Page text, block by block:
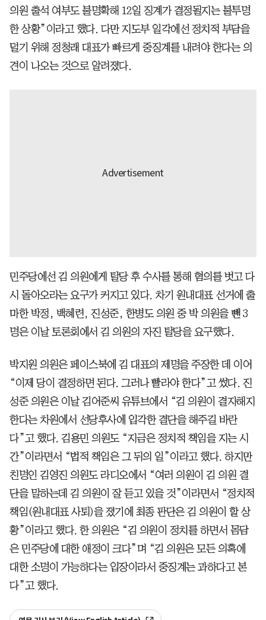
의원 출석 여부도 불명확해 12일 징계가 결정될지는 불투명
한 상황”이라고 했다. 다만 지도부 일각에선 정치적 부담을
덜기 위해 정청래 대표가 빠르게 중징계를 내려야 한다는 의
견이 나오는 것으로 알려졌다.
민주당에선 김 의원에게 탈당 후 수사를 통해 혐의를 벗고 다
시 돌아오라는 요구가 커지고 있다. 차기 원내대표 선거에 출
마한 박정, 백혜련, 진성준, 한병도 의원 중 박 의원을 뺀 3
명은 이날 토론회에서 김 의원의 자진 탈당을 요구했다.
박지원 의원은 페이스북에 김 대표의 제명을 주장한 데 이어
“이제 당이 결정하면 된다. 그러나 빨라야 한다”고 썼다. 진
성준 의원은 이날 김어준씨 유튜브에서 “김 의원이 결자해지
한다는 차원에서 선당후사에 입각한 결단을 해주길 바란
다”고 했다. 김용민 의원도 “지금은 정치적 책임을 지는 시
간”이라면서 “법적 책임은 그 뒤의 일”이라고 했다. 하지만
친명인 김영진 의원도 라디오에서 “여러 의원이 김 의원 결
단을 말하는데 김 의원이 잘 듣고 있을 것”이라면서 “정치적
책임(원내대표 사퇴)을 졌기에 최종 판단은 김 의원이 할 상
황”이라고 했다. 한 의원은 “김 의원이 정치를 하면서 몸담
은 민주당에 대한 애정이 크다”며 “김 의원은 모든 의혹에
대한 소명이 가능하다는 입장이라서 중징계는 과하다고 본
다”고 했다.